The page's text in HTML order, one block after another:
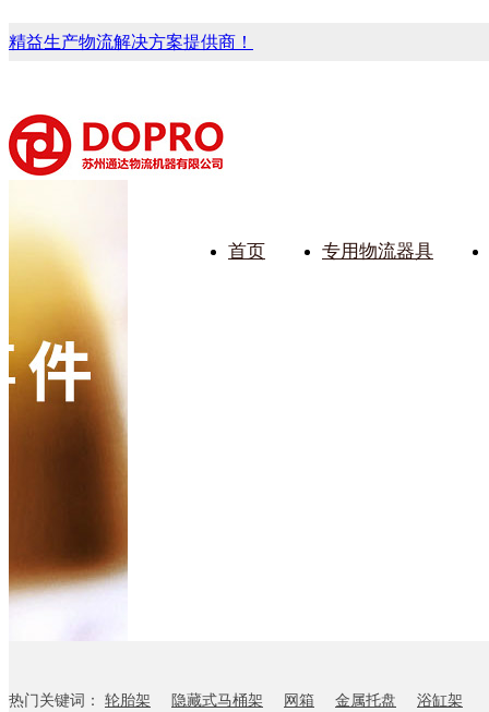
精益生产物流解决方案提供商！
首页 专用物流器具
费观看视频架
气瓶料架
式马桶水箱支架
热门关键词： 轮胎架 隐藏式马桶架 网箱 金属托盘 浴缸架